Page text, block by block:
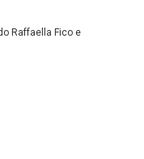
Raffaella Fico e